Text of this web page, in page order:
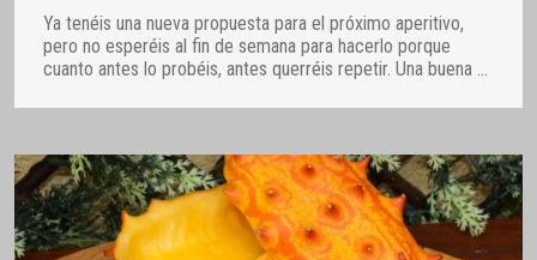
Ya tenéis una nueva propuesta para el próximo aperitivo,
pero no esperéis al fin de semana para hacerlo porque
cuanto antes lo probéis, antes querréis repetir. Una buena